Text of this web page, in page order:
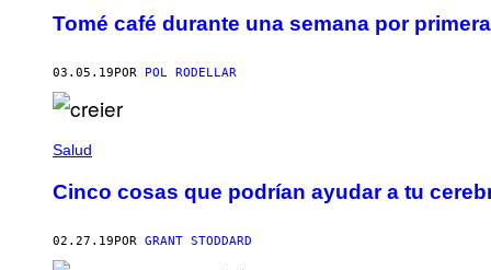
Tomé café durante una semana por
03.05.19 POR POL RODELLAR
Salud
Cinco cosas que podrían ayudar a tu
02.27.19POR GRANT STODDARD